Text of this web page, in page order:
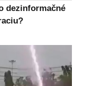
dezinformačné